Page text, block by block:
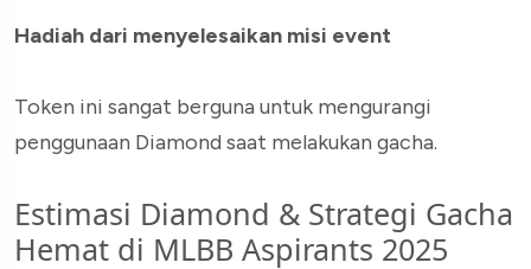
Hadiah dari menyelesaikan misi event
Token ini sangat berguna untuk mengurangi
penggunaan Diamond saat melakukan gacha.
Estimasi Diamond & Strategi Gacha
Hemat di MLBB Aspirants 2025